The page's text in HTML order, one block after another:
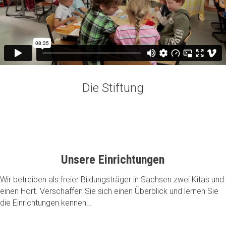
Die Stiftung
Unsere Einrichtungen
Wir betreiben als freier Bildungsträger in Sachsen zwei Kitas und
einen Hort. Verschaffen Sie sich einen Überblick und lernen Sie
die Einrichtungen kennen…